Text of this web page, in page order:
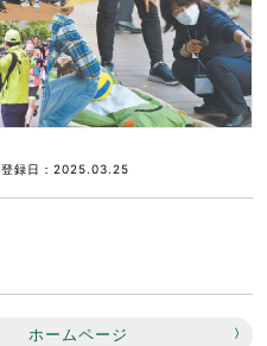
登録日：2025.03.25
ホームページ